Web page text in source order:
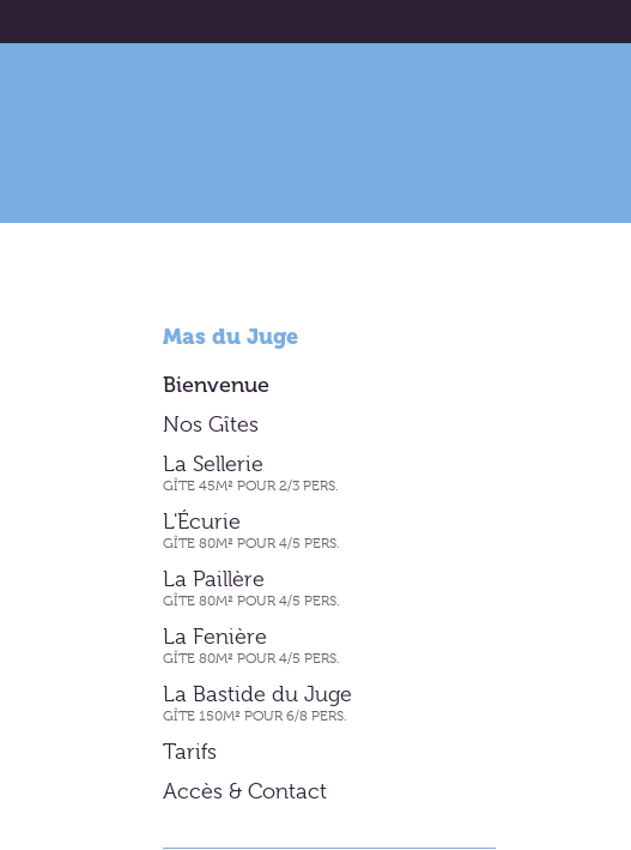
Mas du Juge
Bienvenue
Nos Gîtes
La Sellerie
GÎTE 45M² POUR 2/3 PERS.
L'Écurie
GÎTE 80M² POUR 4/5 PERS.
La Paillère
GÎTE 80M² POUR 4/5 PERS.
La Fenière
GÎTE 80M² POUR 4/5 PERS.
La Bastide du Juge
GÎTE 150M² POUR 6/8 PERS.
Tarifs
Accès & Contact